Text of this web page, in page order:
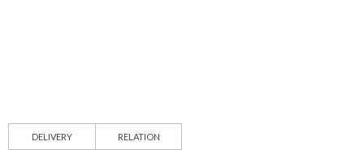
DELIVERY RELATION